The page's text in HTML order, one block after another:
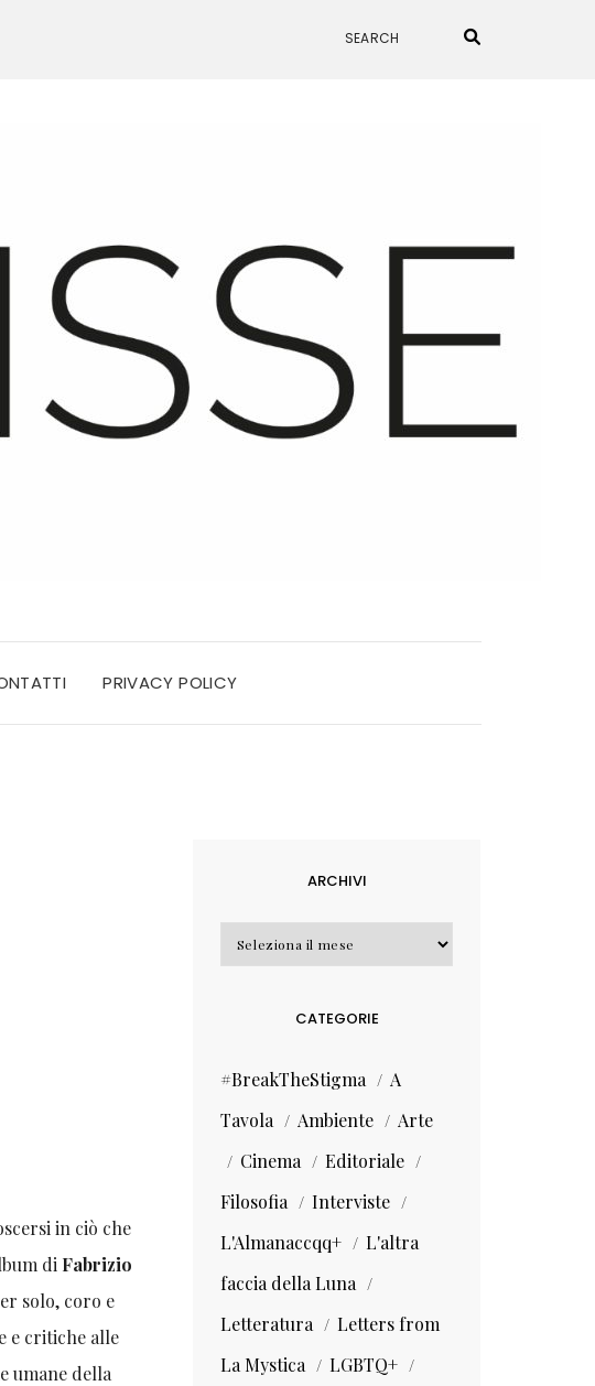
PRIVACY POLICY
in ciò che
di Fabrizio
solo, coro e
e critiche alle
umane della
ARCHIVI
Archivi
CATEGORIE
#BreakTheStigma
A
Tavola
Ambiente
Arte
Cinema
Editoriale
Filosofia
Interviste
L'Almanaccqq+
L'altra
faccia della Luna
Letteratura
Letters from
La Mystica
LGBTQ+